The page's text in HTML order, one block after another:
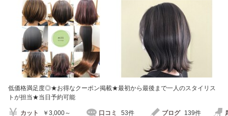
低価格満足度◎★お得なクーポン掲載★最初から最後まで一人のスタイリス
トが担当★当日予約可能
カット ￥3,000～ 口コミ 53件 ブログ 139件